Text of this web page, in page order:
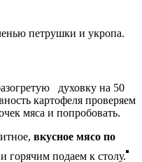
петрушки и укропа.
духовку на 50
картофеля проверяем
мяса и попробовать.
вкусное мясо по
горячим подаем к столу.